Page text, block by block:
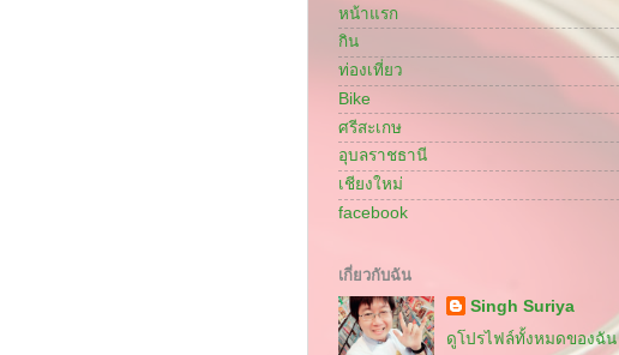
หน้าแรก
กิน
ท่องเที่ยว
Bike
ศรีสะเกษ
อุบลราชธานี
เชียงใหม่
facebook
เกี่ยวกับฉัน
Singh Suriya
ดูโปรไฟล์ทั้งหมดของฉัน